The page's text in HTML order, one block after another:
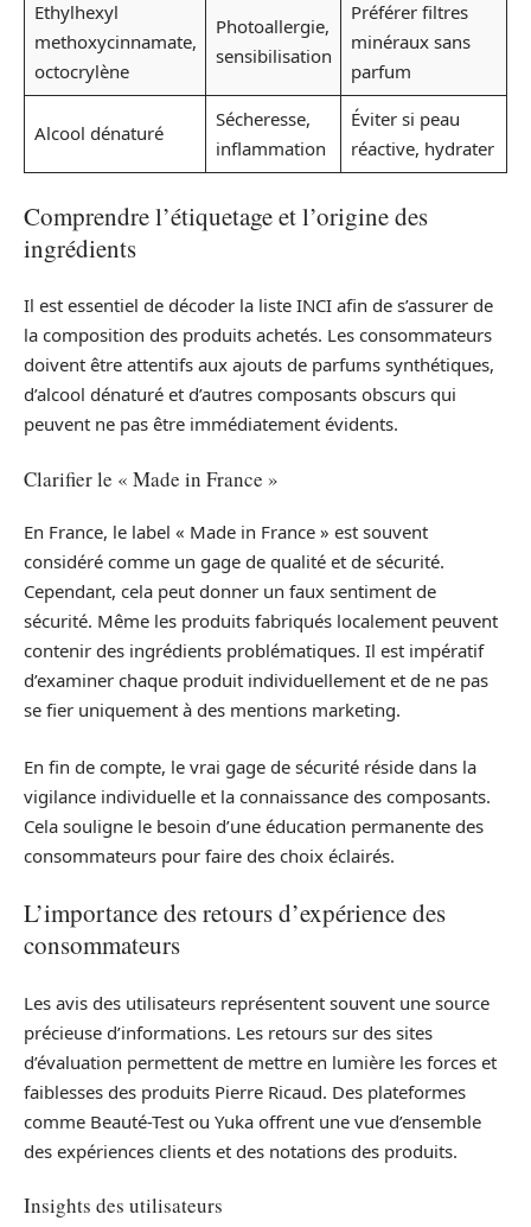
Ethylhexyl
methoxycinnamate,
octocrylène
Photoallergie,
sensibilisation
Préférer filtres
minéraux sans
parfum
Alcool dénaturé
Sécheresse,
inflammation
Éviter si peau
réactive, hydrater
Comprendre l’étiquetage et l’origine des
ingrédients
Il est essentiel de décoder la liste INCI afin de s’assurer de
la composition des produits achetés. Les consommateurs
doivent être attentifs aux ajouts de parfums synthétiques,
d’alcool dénaturé et d’autres composants obscurs qui
peuvent ne pas être immédiatement évidents.
Clarifier le « Made in France »
En France, le label « Made in France » est souvent
considéré comme un gage de qualité et de sécurité.
Cependant, cela peut donner un faux sentiment de
sécurité. Même les produits fabriqués localement peuvent
contenir des ingrédients problématiques. Il est impératif
d’examiner chaque produit individuellement et de ne pas
se fier uniquement à des mentions marketing.
En fin de compte, le vrai gage de sécurité réside dans la
vigilance individuelle et la connaissance des composants.
Cela souligne le besoin d’une éducation permanente des
consommateurs pour faire des choix éclairés.
L’importance des retours d’expérience des
consommateurs
Les avis des utilisateurs représentent souvent une source
précieuse d’informations. Les retours sur des sites
d’évaluation permettent de mettre en lumière les forces et
faiblesses des produits Pierre Ricaud. Des plateformes
comme Beauté-Test ou Yuka offrent une vue d’ensemble
des expériences clients et des notations des produits.
Insights des utilisateurs